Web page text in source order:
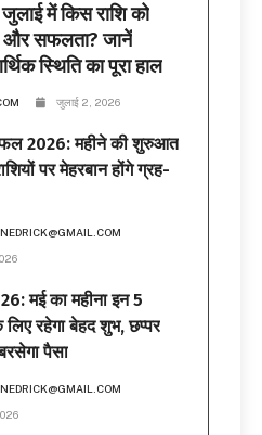
में किस राशि को
और सफलता? जानें
स्थिति का पूरा हाल
जुलाई 2, 2026
2026: महीने की शुरुआत
पर मेहरबान होंगे ग्रह-
मई का महीना इन 5
लिए रहेगा बेहद शुभ, छप्पर
पैसा